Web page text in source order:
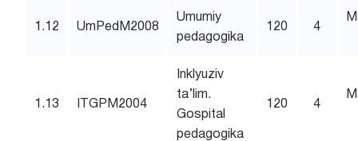
1.12 UmPedM2008
Umumiy
pedagogika
120 4
1.13 ITGPM2004
Inklyuziv
ta’lim.
Gospital
pedagogika
120 4